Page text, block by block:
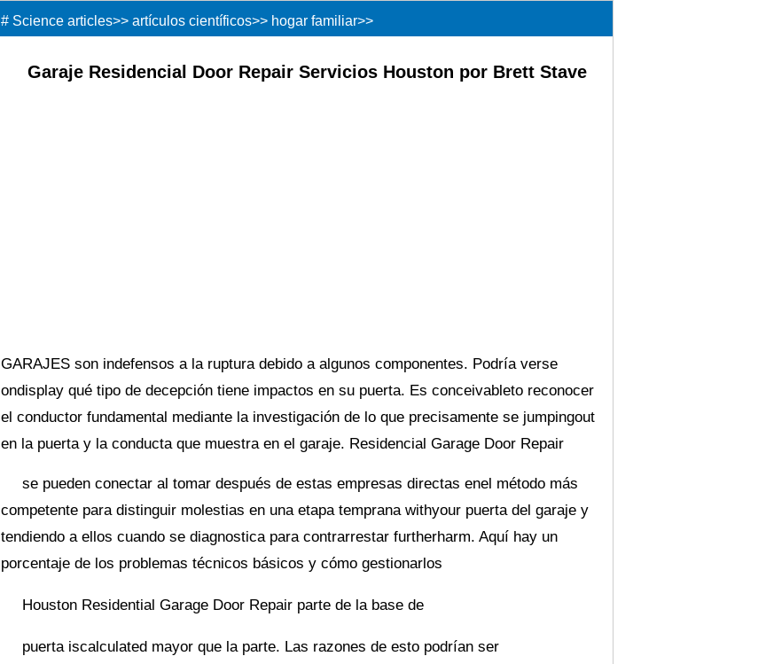
# Science articles>> artículos científicos>> hogar familiar>>
Garaje Residencial Door Repair Servicios Houston por Brett Stave
GARAJES son indefensos a la ruptura debido a algunos componentes. Podría verse
ondisplay qué tipo de decepción tiene impactos en su puerta. Es conceivableto reconocer
el conductor fundamental mediante la investigación de lo que precisamente se jumpingout
en la puerta y la conducta que muestra en el garaje. Residencial Garage Door Repair
se pueden conectar al tomar después de estas empresas directas enel método más
competente para distinguir molestias en una etapa temprana withyour puerta del garaje y
tendiendo a ellos cuando se diagnostica para contrarrestar furtherharm. Aquí hay un
porcentaje de los problemas técnicos básicos y cómo gestionarlos
Houston Residential Garage Door Repair parte de la base de
puerta iscalculated mayor que la parte. Las razones de esto podrían ser